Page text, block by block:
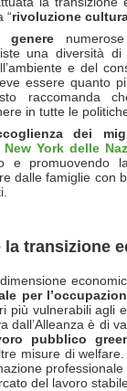
“rivoluzione
genere
una diversità
e del
essere quanto
raccomanda
in tutte le
dei
York delle
e promuovendo
dalle famiglie con
la transizione
per
più vulnerabili agli
dall’Alleanza è di
pubblico
misure di
professionale
del lavoro